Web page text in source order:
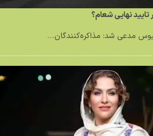
تایید نهایی شعام؟
مدعی شد: مذاکره‌کنندگان...